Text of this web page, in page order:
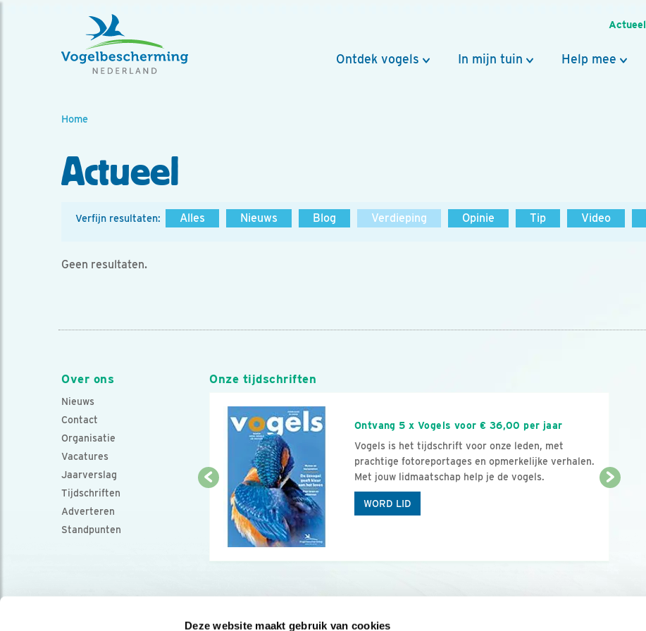
Deze website maakt gebruik van cookies
Actueel
Ontdek vogels In mijn tuin Help mee
Home
Actueel
Verfijn resultaten: Alles Nieuws Blog Verdieping Opinie Tip Video
Geen resultaten.
Over ons
Nieuws
Contact
Organisatie
Vacatures
Jaarverslag
Tijdschriften
Adverteren
Standpunten
Onze tijdschriften
Ontvang 5 x Vogels voor € 36,00 per jaar
Vogels is het tijdschrift voor onze leden, met
prachtige fotoreportages en opmerkelijke verhalen.
Met jouw lidmaatschap help je de vogels.
WORD LID